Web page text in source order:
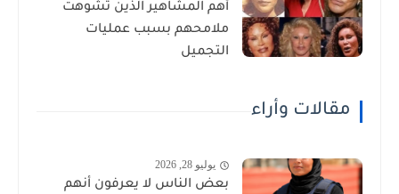
أهم المشاهير الذين تشوهت
ملامحهم بسبب عمليات
التجميل
مقالات وأراء
يوليو 28, 2026
بعض الناس لا يعرفون أنهم